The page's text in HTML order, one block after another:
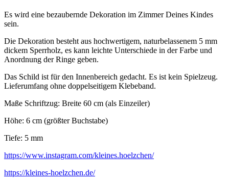
Es wird eine bezaubernde Dekoration im Zimmer Deines Kindes
sein.
Die Dekoration besteht aus hochwertigem, naturbelassenem 5 mm
dickem Sperrholz, es kann leichte Unterschiede in der Farbe und
Anordnung der Ringe geben.
Das Schild ist für den Innenbereich gedacht. Es ist kein Spielzeug.
Lieferumfang ohne doppelseitigem Klebeband.
Maße Schriftzug: Breite 60 cm (als Einzeiler)
Höhe: 6 cm (größter Buchstabe)
Tiefe: 5 mm
https://www.instagram.com/kleines.hoelzchen/
https://kleines-hoelzchen.de/